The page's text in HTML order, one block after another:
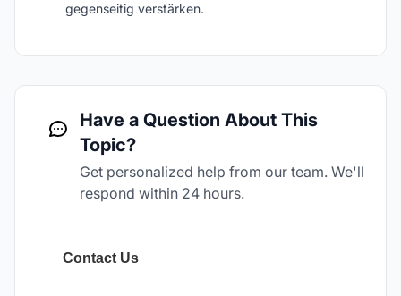
gegenseitig verstärken.
Have a Question About This
Topic?
Get personalized help from our team. We'll
respond within 24 hours.